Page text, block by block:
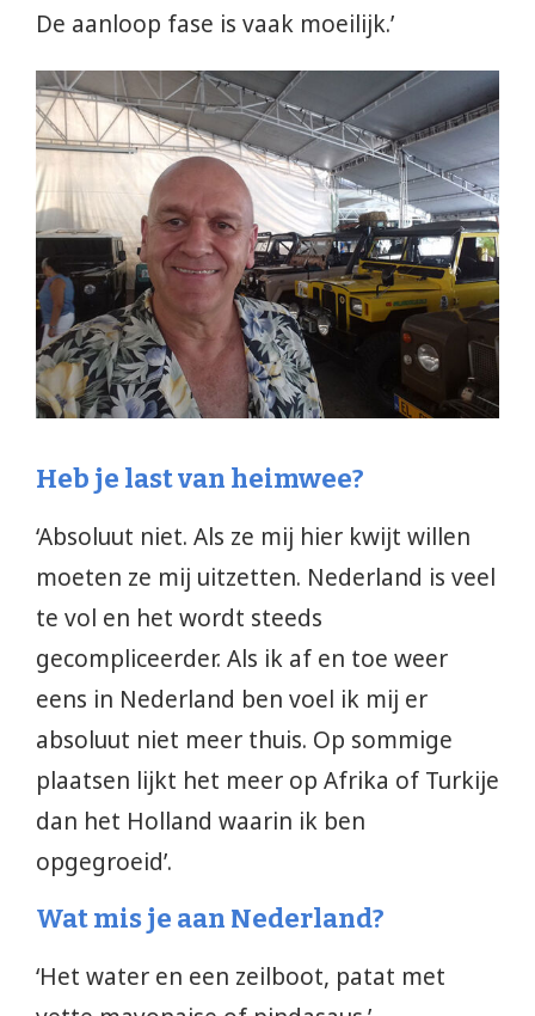
De aanloop fase is vaak moeilijk.’
Heb je last van heimwee?
‘Absoluut niet. Als ze mij hier kwijt willen
moeten ze mij uitzetten. Nederland is veel
te vol en het wordt steeds
gecompliceerder. Als ik af en toe weer
eens in Nederland ben voel ik mij er
absoluut niet meer thuis. Op sommige
plaatsen lijkt het meer op Afrika of Turkije
dan het Holland waarin ik ben
opgegroeid’.
Wat mis je aan Nederland?
‘Het water en een zeilboot, patat met